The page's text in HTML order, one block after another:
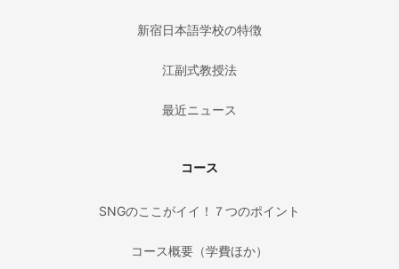
新宿日本語学校の特徴
江副式教授法
最近ニュース
コース
SNGのここがイイ！７つのポイント
コース概要（学費ほか）